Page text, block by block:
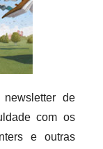
de
com os
e outras